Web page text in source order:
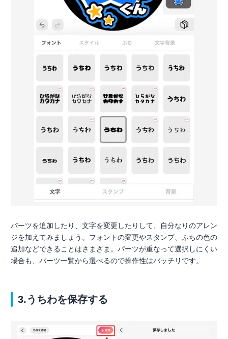
パーツを追加したり、文字を変更したりして、自分なりのアレン
ジを加えてみましょう。フォントの変更やスタンプ、ふちの色の
追加などできることはさまざま。パーツが重なって選択しにくい
場合も、パーツ一覧から選べるので操作性はバッチリです。
3.うちわを保存する